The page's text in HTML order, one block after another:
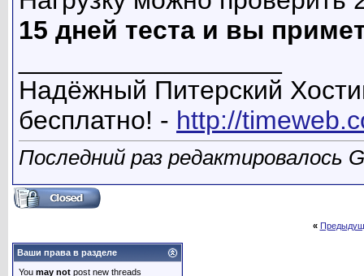
15 дней теста и вы
Надёжный Питерский
бесплатно! - http://
Последний раз редактировалось
«
Ваши права в разделе
You may not post new threads